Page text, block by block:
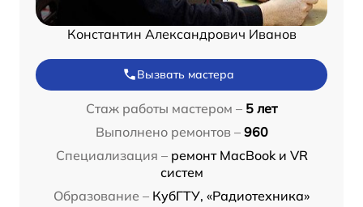
Константин Александрович Иванов
Вызвать мастера
Стаж работы мастером – 5 лет
Выполнено ремонтов – 960
Специализация – ремонт MacBook и VR
систем
Образование – КубГТУ, «Радиотехника»